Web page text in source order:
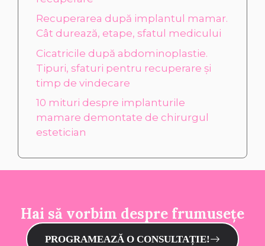
Recuperarea după implantul mamar.
Cât durează, etape, sfatul medicului
Cicatricile după abdominoplastie.
Tipuri, sfaturi pentru recuperare și
timp de vindecare
10 mituri despre implanturile
mamare demontate de chirurgul
estetician
Hai să vorbim despre frumusețe
PROGRAMEAZĂ O CONSULTAȚIE!